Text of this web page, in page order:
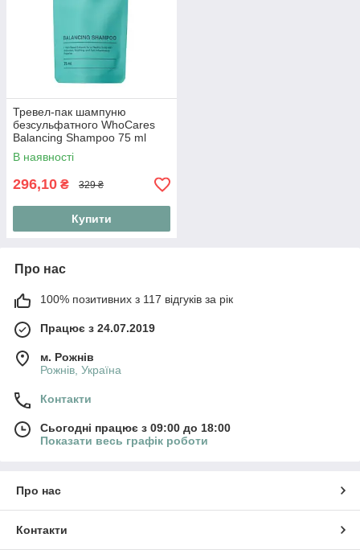
Тревел-пак шампуню
безсульфатного WhoCares
Balancing Shampoo 75 ml
В наявності
296,10 ₴ 329 ₴
Купити
Про нас
100% позитивних з 117 відгуків за рік
Працює з 24.07.2019
м. Рожнів
Рожнів, Україна
Контакти
Сьогодні працює з 09:00 до 18:00
Показати весь графік роботи
Про нас
Контакти